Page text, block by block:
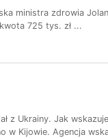
ministra zdrowia
725 tys. zł ...
z Ukrainy. Jak
w Kijowie. Agencja